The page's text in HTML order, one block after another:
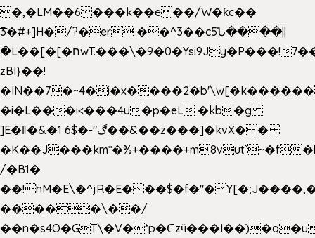
�,�LM��6���k��e��/W�ƙc��
͞3�#+]H�/?�er ��^3��c5Ն����||
�L��[�[�חwT.���\�9�0�Ysi9Jy�P���!7���,�>�P�z�k��-
zBI}��!
�lN��7�~4�i�x�
�i�L���i<���4u�p�eL �kb�g
]E�ǁ�&�1 6$�-"ڰ��&��z���]�kvX� �
�K��J���km*�%+����+m8vut`~�f�޶CF
/�B1�
���ֲ��\��/
��n�s4O�GT\�V�*p�ᑕzӵ���I��)�q�u